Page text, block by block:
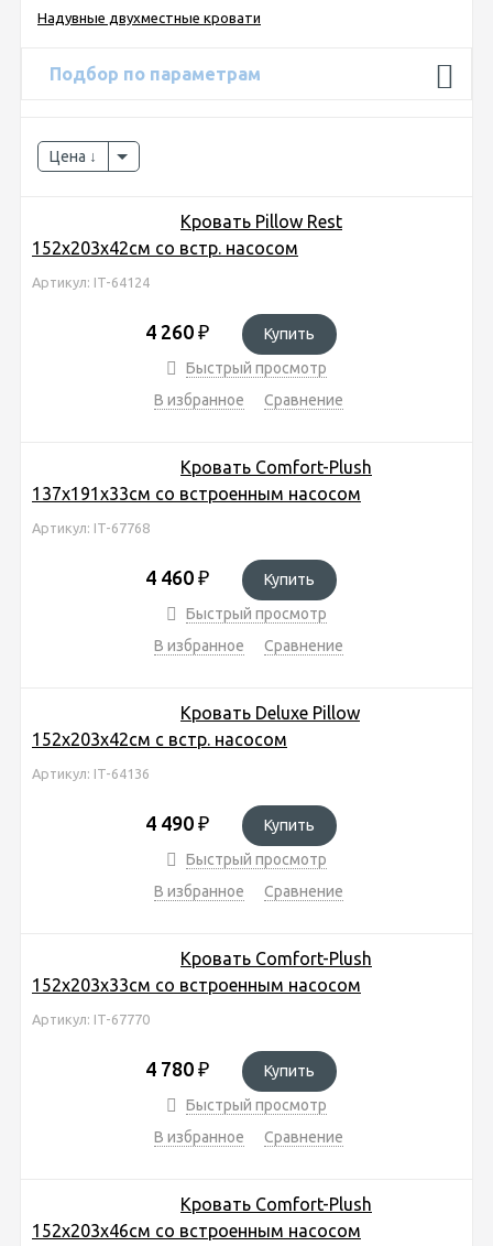
Надувные двухместные кровати
Подбор по параметрам
Цена
Кровать Pillow Rest
152х203х42см со встр. насосом
Артикул: IT-64124
4 260 ₽
Купить
Быстрый просмотр
В избранное
Сравнение
Кровать Comfort-Plush
137х191х33см со встроенным насосом
Артикул: IT-67768
4 460 ₽
Купить
Быстрый просмотр
В избранное
Сравнение
Кровать Deluxe Pillow
152х203х42см с встр. насосом
Артикул: IT-64136
4 490 ₽
Купить
Быстрый просмотр
В избранное
Сравнение
Кровать Comfort-Plush
152х203х33см со встроенным насосом
Артикул: IT-67770
4 780 ₽
Купить
Быстрый просмотр
В избранное
Сравнение
Кровать Comfort-Plush
152х203х46см со встроенным насосом